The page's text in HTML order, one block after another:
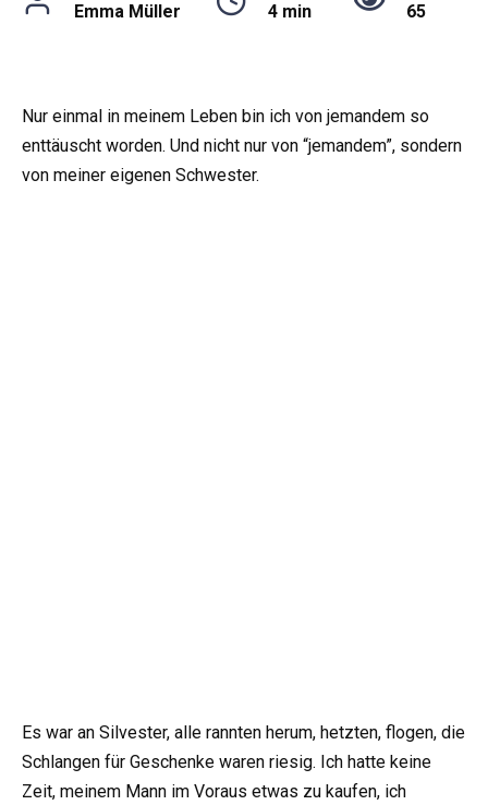
Emma Müller 4 min 65
Nur einmal in meinem Leben bin ich von jemandem so
enttäuscht worden. Und nicht nur von “jemandem”, sondern
von meiner eigenen Schwester.
Es war an Silvester, alle rannten herum, hetzten, flogen, die
Schlangen für Geschenke waren riesig. Ich hatte keine
Zeit, meinem Mann im Voraus etwas zu kaufen, ich